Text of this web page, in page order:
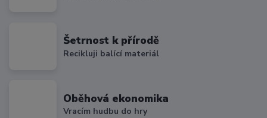
Šetrnost k přírodě
Recikluji balící materiál
Oběhová ekonomika
Vracím hudbu do hry